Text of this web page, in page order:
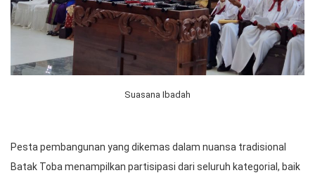
Suasana Ibadah
Pesta pembangunan yang dikemas dalam nuansa tradisional
Batak Toba menampilkan partisipasi dari seluruh kategorial, baik